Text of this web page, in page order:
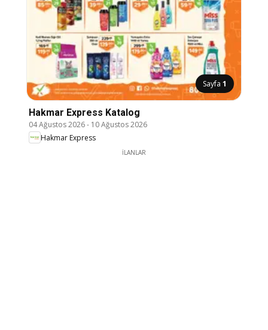
Sayfa 1
Hakmar Express Katalog
04 Ağustos 2026- 10 Ağustos 2026
Hakmar Express
İLANLAR